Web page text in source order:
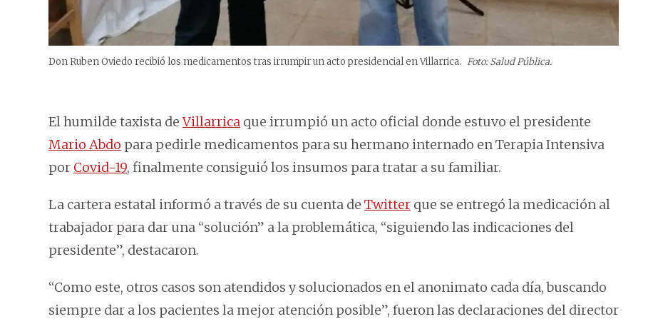
Don Ruben Oviedo recibió los medicamentos tras irrumpir un acto presidencial en Villarrica. Foto: Salud Pública.
El humilde taxista deVillarrica que irrumpió un acto oficial donde estuvo el presidente
Mario Abdo para pedirle medicamentos para su hermano internado en Terapia Intensiva
por Covid-19, finalmente consiguió los insumos para tratar a su familiar.
La cartera estatal informó a través de su cuenta de Twitter que se entregó la medicación al
trabajador para dar una “solución” a la problemática, “siguiendo las indicaciones del
presidente”, destacaron.
“Como este, otros casos son atendidos y solucionados en el anonimato cada día, buscando
siempre dar a los pacientes la mejor atención posible”, fueron las declaraciones del director